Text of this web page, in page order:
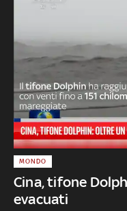
Cina, tifone
evacuati
MONDO